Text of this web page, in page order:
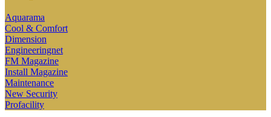
Aquarama
Cool & Comfort
Dimension
Engineeringnet
FM Magazine
Install Magazine
Maintenance
New Security
Profacility